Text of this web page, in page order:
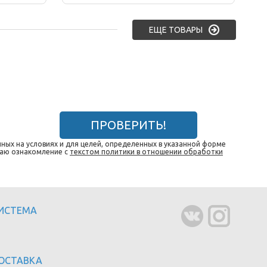
ЕЩЕ ТОВАРЫ
ПРОВЕРИТЬ!
на условиях и для целей, определенных в указанной форме
ознакомление с текстом политики в отношении обработки